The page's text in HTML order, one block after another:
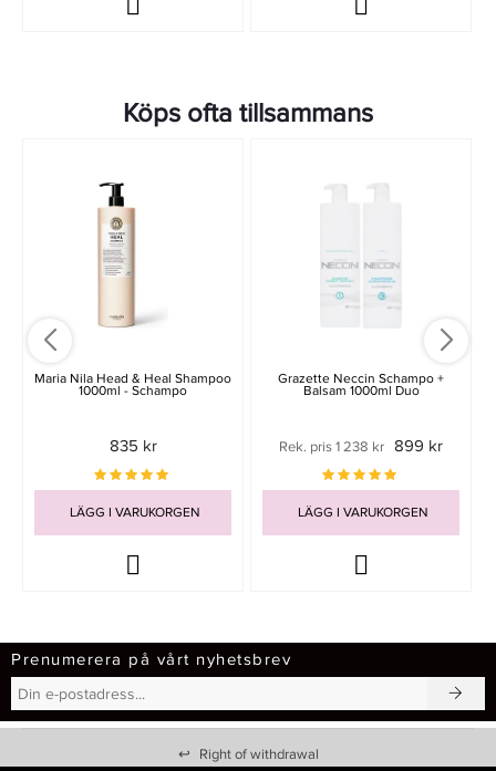
Köps ofta tillsammans
Maria Nila Head & Heal Shampoo
1000ml - Schampo
835 kr
LÄGG I VARUKORGEN
Grazette Neccin Schampo +
Balsam 1000ml Duo
Rek. pris 1 238 kr 899 kr
LÄGG I VARUKORGEN
Prenumerera på vårt nyhetsbrev
↩ Right of withdrawal